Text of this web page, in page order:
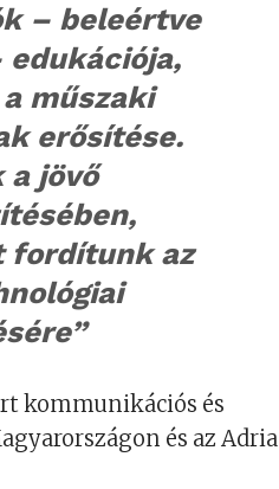
– beleértve
edukációja,
műszaki
erősítése.
a jövő
fordítunk az
kommunikációs és
és az Adria